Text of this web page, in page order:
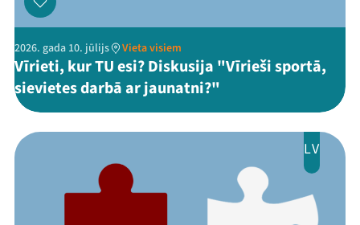
2026. gada 10. jūlijs Vieta visiem
Vīrieti, kur TU esi? Diskusija "Vīrieši sportā,
sievietes darbā ar jaunatni?"
LV